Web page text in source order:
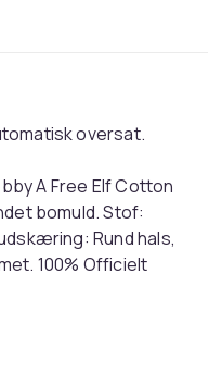
oversat.
A Free Elf Cotton
bomuld. Stof:
Rund hals,
100% Officielt